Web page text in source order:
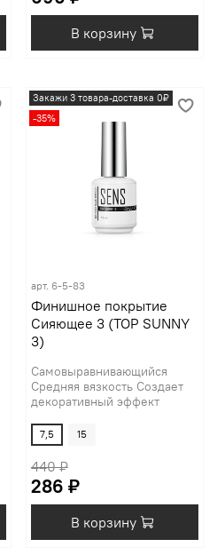
В корзину
Закажи 3 товара-доставка 0₽
-35%
арт. 6-5-83
Финишное покрытие
Сияющее 3 (TOP SUNNY
3)
Самовыравнивающийся
Средняя вязкость Создает
декоративный эффект
7,5 15
440 ₽
286 ₽
В корзину